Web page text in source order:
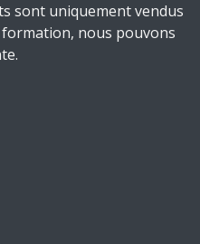
sont uniquement vendus
nous pouvons